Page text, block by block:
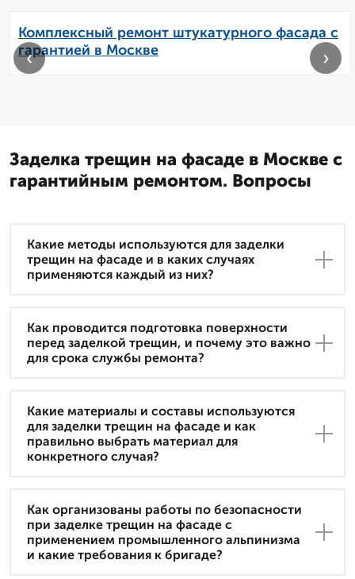
Комплексный ремонт штукатурного фасада с
гарантией в Москве
‹ ›
Заделка трещин на фасаде в Москве с
гарантийным ремонтом. Вопросы
Какие методы используются для заделки
трещин на фасаде и в каких случаях
применяются каждый из них?
Как проводится подготовка поверхности
перед заделкой трещин, и почему это важно
для срока службы ремонта?
Какие материалы и составы используются
для заделки трещин на фасаде и как
правильно выбрать материал для
конкретного случая?
Как организованы работы по безопасности
при заделке трещин на фасаде с
применением промышленного альпинизма
и какие требования к бригаде?